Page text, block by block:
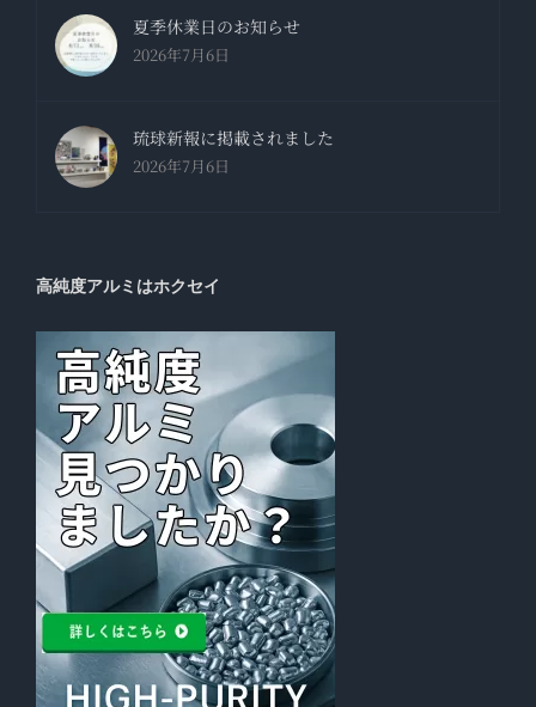
夏季休業日のお知らせ
2026年7月6日
琉球新報に掲載されました
2026年7月6日
高純度アルミはホクセイ